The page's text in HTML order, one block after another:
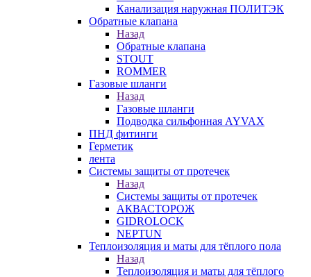
Канализация наружная ПОЛИТЭК
Обратные клапана
Назад
Обратные клапана
STOUT
ROMMER
Газовые шланги
Назад
Газовые шланги
Подводка сильфонная AYVAX
ПНД фитинги
Герметик
лента
Системы защиты от протечек
Назад
Системы защиты от протечек
АКВАСТОРОЖ
GIDROLOCK
NEPTUN
Теплоизоляция и маты для тёплого пола
Назад
Теплоизоляция и маты для тёплого